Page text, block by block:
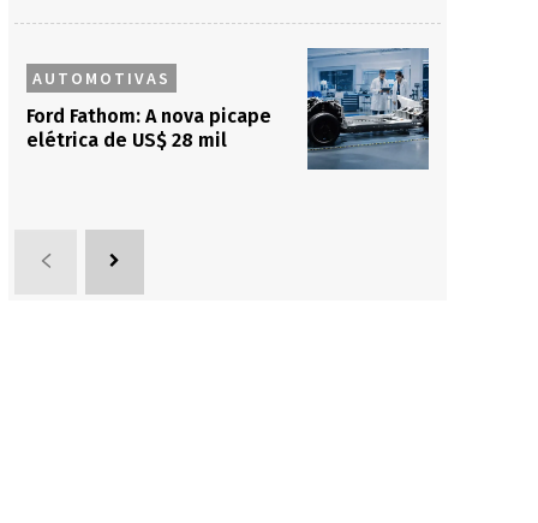
AUTOMOTIVAS
Ford Fathom: A nova picape
elétrica de US$ 28 mil